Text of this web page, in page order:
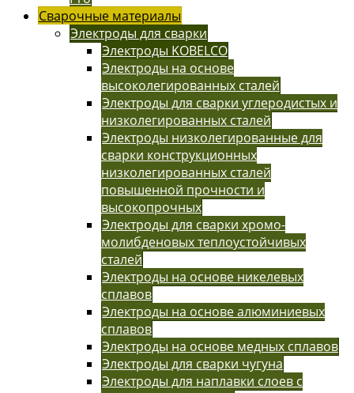
Сварочные материалы
Электроды для сварки
Электроды KOBELCO
Электроды на основе
высоколегированных сталей
Электроды для сварки углеродистых и
низколегированных сталей
Электроды низколегированные для
сварки конструкционных
низколегированных сталей
повышенной прочности и
высокопрочных
Электроды для сварки хромо-
молибденовых теплоустойчивых
сталей
Электроды на основе никелевых
сплавов
Электроды на основе алюминиевых
сплавов
Электроды на основе медных сплавов
Электроды для сварки чугуна
Электроды для наплавки слоев с